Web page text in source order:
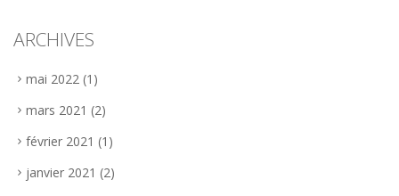
ARCHIVES
mai 2022 (1)
mars 2021 (2)
février 2021 (1)
janvier 2021 (2)